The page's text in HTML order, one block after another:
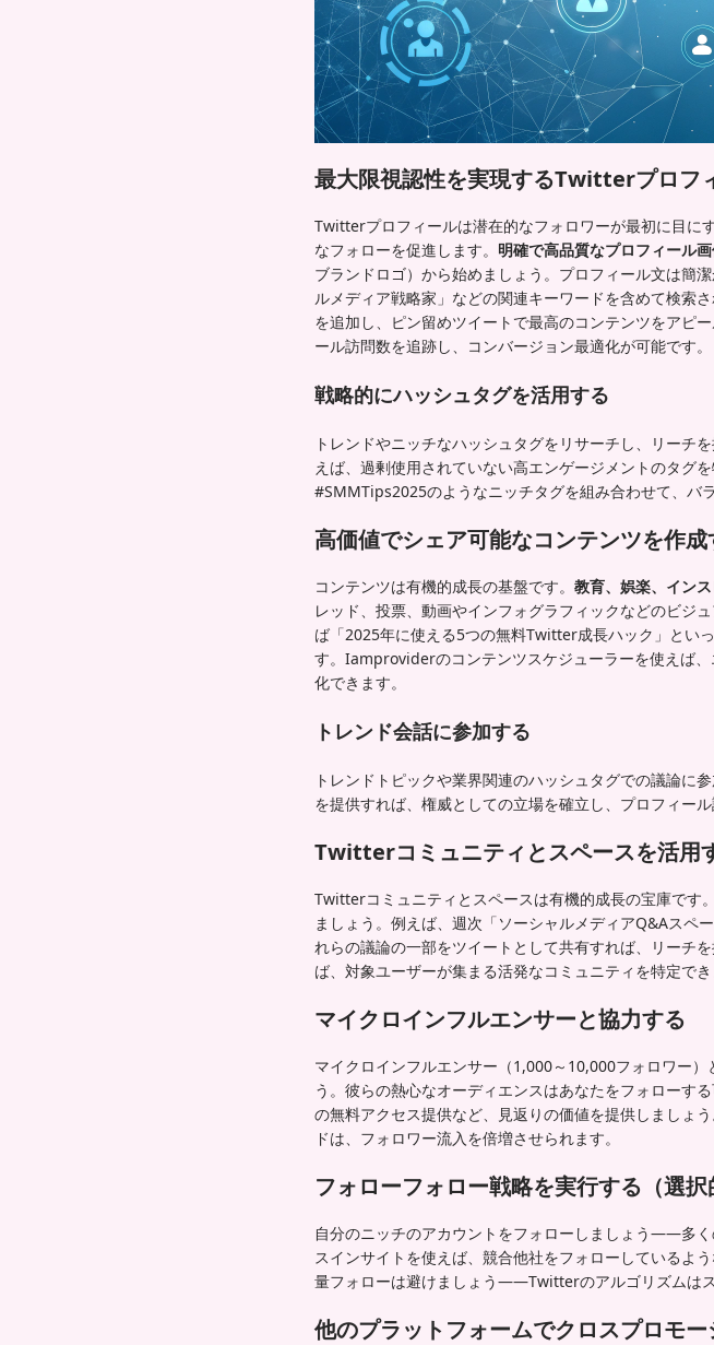
最大限視認性を実現するTwitterプロフ
Twitterプロフィールは潜在的なフォロワーが最初に目に
なフォローを促進します。 明確で高品質なプロフィール
ブランドロゴ）から始めましょう。プロフィール文は簡
ルメディア戦略家」などの関連キーワードを含めて検索
を追加し、ピン留めツイートで最高のコンテンツをアピ
ール訪問数を追跡し、コンバージョン最適化が可能です。
戦略的にハッシュタグを活用する
トレンドやニッチなハッシュタグをリサーチし、リー
えば、過剰使用されていない高エンゲージメントのタグ
#SMMTips2025のようなニッチタグを組み合わせて、バ
高価値でシェア可能なコンテンツを作成
コンテンツは有機的成長の基盤です。 教育、娯楽、イン
レッド、投票、動画やインフォグラフィックなどのビジ
ば「2025年に使える5つの無料Twitter成長ハック」とい
す。Iamproviderのコンテンツスケジューラーを使えば
化できます。
トレンド会話に参加する
トレンドトピックや業界関連のハッシュタグでの議論に
を提供すれば、権威としての立場を確立し、プロフィール
Twitterコミュニティとスペースを活用
Twitterコミュニティとスペースは有機的成長の宝庫です
ましょう。例えば、週次「ソーシャルメディアQ&Aスペ
れらの議論の一部をツイートとして共有すれば、リーチ
ば、対象ユーザーが集まる活発なコミュニティを特定でき
マイクロインフルエンサーと協力する
マイクロインフルエンサー（1,000～10,000フォロワー
う。彼らの熱心なオーディエンスはあなたをフォロー
の無料アクセス提供など、見返りの価値を提供しましょ
ドは、フォロワー流入を倍増させられます。
フォローフォロー戦略を実行する（選択
自分のニッチのアカウントをフォローしましょう——多
スインサイトを使えば、競合他社をフォローしているよ
量フォローは避けましょう——Twitterのアルゴリズムはス
他のプラットフォームでクロスプロモー